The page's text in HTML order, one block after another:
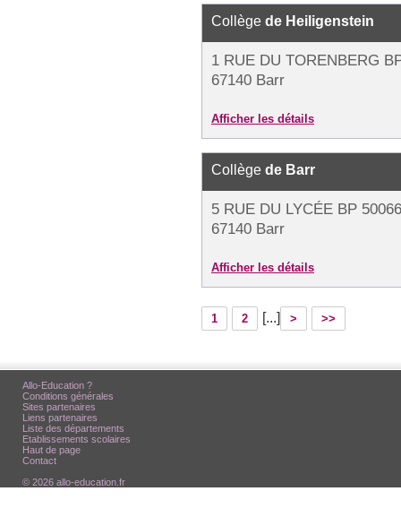
Collège de Heiligenstein
1 RUE DU TORENBERG
67140 Barr
Afficher les détails
Collège de Barr
5 RUE DU LYCÉE BP 50066
67140 Barr
Afficher les détails
1 2 [...] > >>
Allo-Education ?
Conditions générales
Sites partenaires
Liens partenaires
Liste des départements
Etablissements scolaires
Haut de page
Contact
© 2026 allo-education.fr